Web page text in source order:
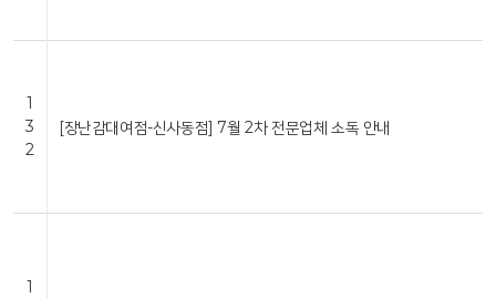
1
3
2
[장난감대여점-신사동점] 7월 2차 전문업체 소독 안내
1